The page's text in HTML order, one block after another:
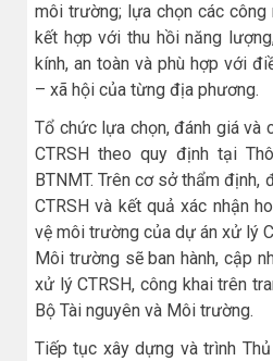
môi trường; lựa chọn các
kết hợp với thu hồi năng
kính, an toàn và phù hợp với
– xã hội của từng địa phương.
Tổ chức lựa chọn, đánh giá và
CTRSH theo quy định tại
BTNMT. Trên cơ sở thẩm định,
CTRSH và kết quả xác nhận
vệ môi trường của dự án xử lý
Môi trường sẽ ban hành, cập
xử lý CTRSH, công khai trên
Bộ Tài nguyên và Môi trường.
Tiếp tục xây dựng và trình